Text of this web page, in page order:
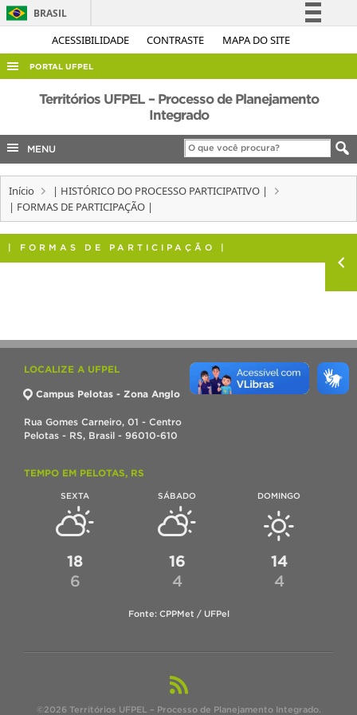
ACESSIBILIDADE CONTRASTE MAPA DO SITE
BRASIL
Simplifique!
Acesso à informação
Legislação
Canais
PORTAL UFPEL
ACESSO À INFORMAÇÃO
COBALTO
CONCURSOS
EDITAIS
Territórios UFPEL – Processo de Planejamento
Integrado
MENU
Início
| HISTÓRICO DO PROCESSO PARTICIPATIVO |
| FORMAS DE PARTICIPAÇÃO |
| FORMAS DE PARTICIPAÇÃO |
LOCALIZE A UFPEL
Campus Pelotas - Zona Anglo
Rua Gomes Carneiro, 01 - Centro
Pelotas - RS, Brasil - 96010-610
TEMPO EM PELOTAS, RS
SEXTA
18
6
SÁBADO
16
4
DOMINGO
14
4
Fonte: CPPMet / UFPel
©2026 Territórios UFPEL – Processo de Planejamento Integrado.